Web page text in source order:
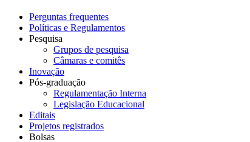
Perguntas frequentes
Políticas e Regulamentos
Pesquisa
Grupos de pesquisa
Câmaras e comitês
Inovação
Pós-graduação
Regulamentação Interna
Legislação Educacional
Editais
Projetos registrados
Bolsas